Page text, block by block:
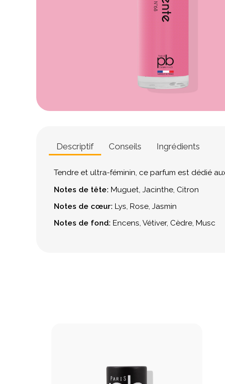
Descriptif Conseils Ingrédients
Tendre et ultra-féminin, ce parfum est dédié
Notes de tête: Muguet, Jacinthe, Citron
Notes de cœur: Lys, Rose, Jasmin
Notes de fond: Encens, Vétiver, Cèdre, Musc